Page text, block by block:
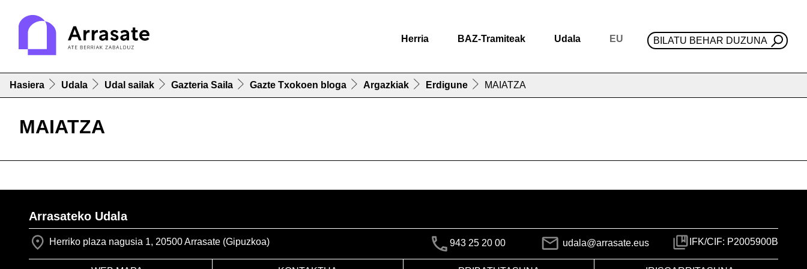
Herria BAZ-Tramiteak Udala EU BILATU BEHAR DUZUNA
Hasiera Udala Udal sailak Gazteria Saila Gazte Txokoen bloga Argazkiak Erdigune MAIATZA
MAIATZA
Arrasateko Udala
Herriko plaza nagusia 1, 20500 Arrasate (Gipuzkoa) 943 25 20 00 udala@arrasate.eus IFK/CIF: P2005900B